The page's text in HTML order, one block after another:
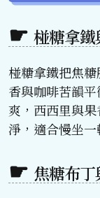
椪糖拿
椪糖拿鐵把焦
香與咖啡苦韻
爽，西西里與
淨，適合慢坐
焦糖布